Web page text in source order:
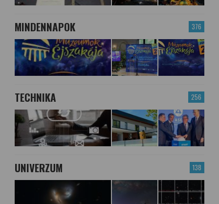
376
MINDENNAPOK
256
TECHNIKA
138
UNIVERZUM